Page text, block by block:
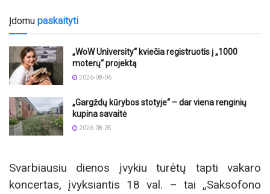
Įdomu paskaityti
„WoW University“ kviečia registruotis į „1000
moterų“ projektą
2026-08-06
„Gargždų kūrybos stotyje“ – dar viena renginių
kupina savaitė
2026-08-05
Svarbiausiu dienos įvykiu turėtų tapti vakaro
koncertas, įvyksiantis 18 val. – tai „Saksofono